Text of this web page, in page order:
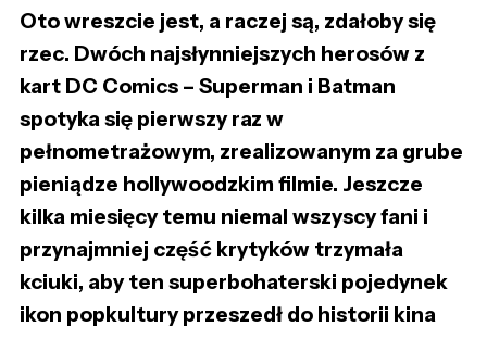
Oto wreszcie jest, a raczej są, zdałoby się
rzec. Dwóch najsłynniejszych herosów z
kart DC Comics – Superman i Batman
spotyka się pierwszy raz w
pełnometrażowym, zrealizowanym za grube
pieniądze hollywoodzkim filmie. Jeszcze
kilka miesięcy temu niemal wszyscy fani i
przynajmniej część krytyków trzymała
kciuki, aby ten superbohaterski pojedynek
ikon popkultury przeszedł do historii kina